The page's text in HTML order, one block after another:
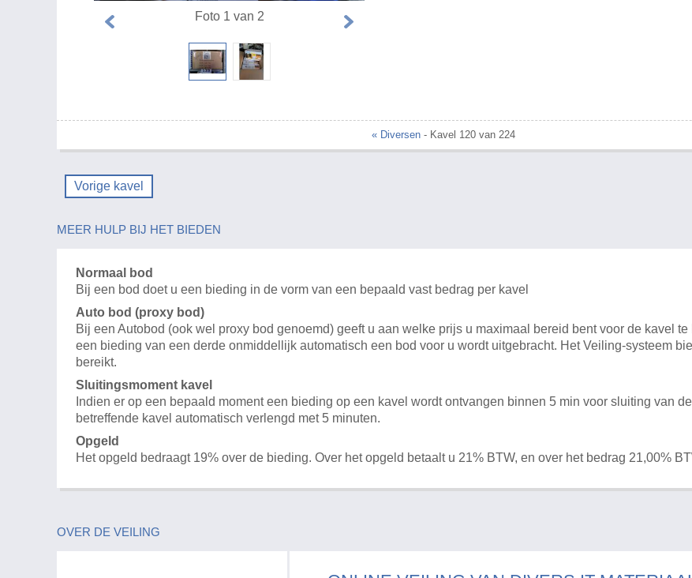
Foto 1 van 2
« Diversen - Kavel 120 van 224
Vorige kavel
MEER HULP BIJ HET BIEDEN
Normaal bod
Bij een bod doet u een bieding in de vorm van een bepaald vast bedrag per kavel
Auto bod (proxy bod)
Bij een Autobod (ook wel proxy bod genoemd) geeft u aan welke prijs u maximaal bereid bent voor de kavel
een bieding van een derde onmiddellijk automatisch een bod voor u wordt uitgebracht. Het Veiling-systeem
bereikt.
Sluitingsmoment kavel
Indien er op een bepaald moment een bieding op een kavel wordt ontvangen binnen 5 min voor sluiting van
betreffende kavel automatisch verlengd met 5 minuten.
Opgeld
Het opgeld bedraagt 19% over de bieding. Over het opgeld betaalt u 21% BTW, en over het bedrag 21,00%
OVER DE VEILING